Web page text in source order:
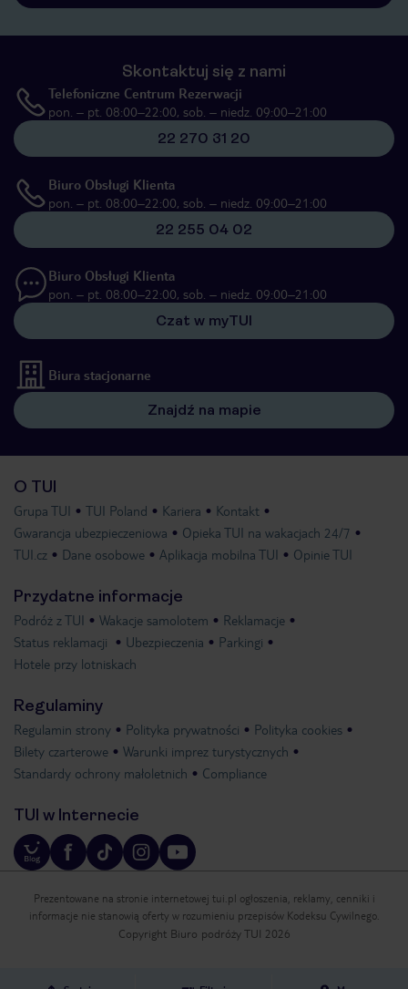
Skontaktuj się z nami
Telefoniczne Centrum Rezerwacji
pon. – pt. 08:00–22:00, sob. – niedz. 09:00–21:00
22 270 31 20
Biuro Obsługi Klienta
pon. – pt. 08:00–22:00, sob. – niedz. 09:00–21:00
22 255 04 02
Biuro Obsługi Klienta
pon. – pt. 08:00–22:00, sob. – niedz. 09:00–21:00
Czat w myTUI
Biura stacjonarne
Znajdź na mapie
O TUI
Grupa TUI TUI Poland Kariera
Kontakt
Gwarancja ubezpieczeniowa
Opieka TUI na wakacjach 24/7
TUI.cz
Dane osobowe Aplikacja mobilna TUI Opinie TUI
Przydatne informacje
Podróż z TUI Wakacje samolotem
Reklamacje
Status reklamacji
Ubezpieczenia
Parkingi
Hotele przy lotniskach
Regulaminy
Regulamin strony Polityka prywatności
Polityka cookies
Bilety czarterowe
Warunki imprez turystycznych
Standardy ochrony małoletnich
Compliance
TUI w Internecie
Prezentowane na stronie internetowej tui.pl ogłoszenia, reklamy, cenniki i
informacje nie stanowią oferty w rozumieniu przepisów Kodeksu Cywilnego.
Copyright Biuro podróży TUI 2026